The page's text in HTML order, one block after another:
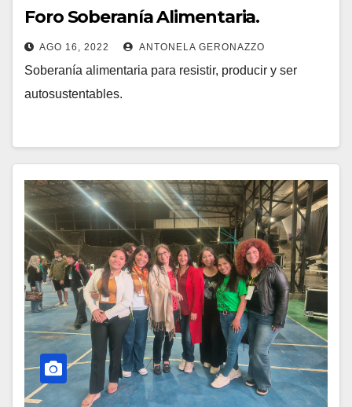
Foro Soberanía Alimentaria.
AGO 16, 2022 ANTONELA GERONAZZO
Soberanía alimentaria para resistir, producir y ser
autosustentables.